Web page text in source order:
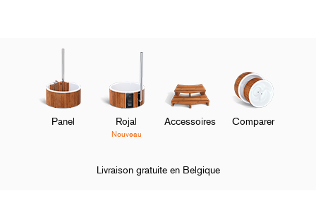
Panel Rojal
Nouveau
Accessoires Comparer
Livraison gratuite en Belgique